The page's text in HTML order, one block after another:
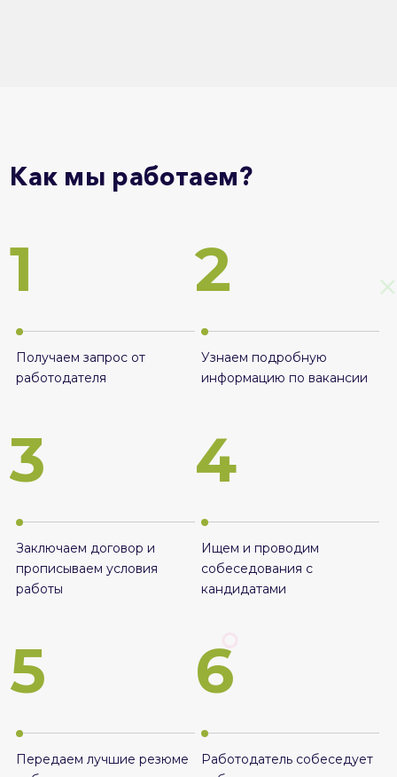
Как мы работаем?
1
Получаем запрос от
работодателя
2
Узнаем подробную
информацию по вакансии
3
Заключаем договор и
прописываем условия
работы
4
Ищем и проводим
собеседования с
кандидатами
5
Передаем лучшие резюме
6
Работодатель собеседует